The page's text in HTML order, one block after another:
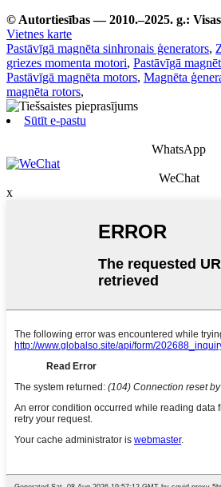
© Autortiesības — 2010.–2025. g.:
Vietnes karte
Pastāvīgā magnēta sinhronais ģenerators,
griezes momenta motori, Pastāvīgā
Pastāvīgā magnēta motors, Magnēta
magnēta rotors,
Sūtīt e-pastu
WhatsApp
WeChat
x